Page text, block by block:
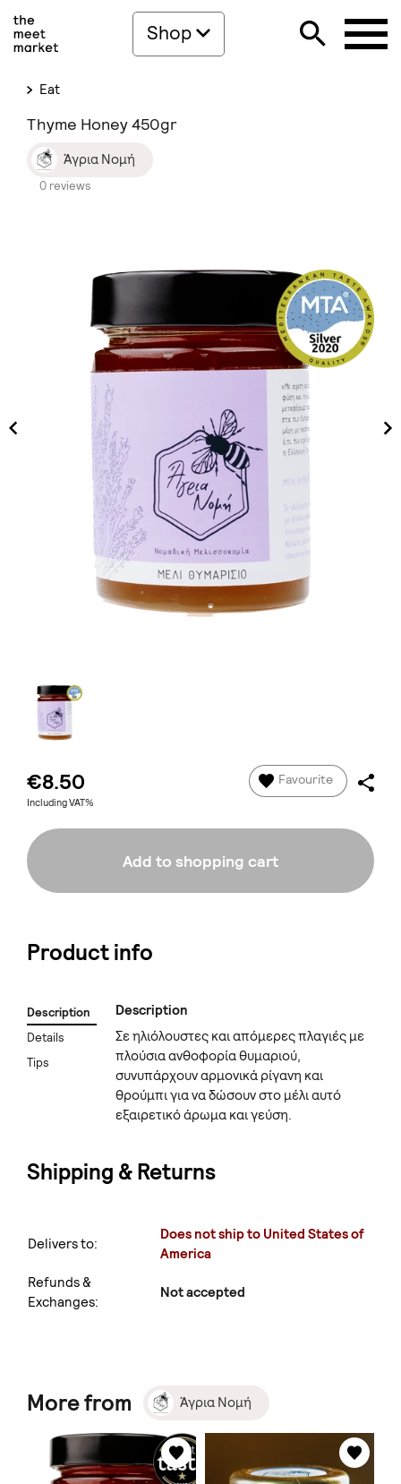
Shop
Eat
Thyme Honey 450gr
Άγρια Νομή
0 reviews
€8.50
Including VAT%
Favourite
Add to shopping cart
Product info
Description
Details
Tips
Description
Σε ηλιόλουστες και απόμερες πλαγιές με
πλούσια ανθοφορία θυμαριού,
συνυπάρχουν αρμονικά ρίγανη και
θρούμπι για να δώσουν στο μέλι αυτό
εξαιρετικό άρωμα και γεύση.
Shipping & Returns
Delivers to:
Does not ship to United States of
America
Refunds &
Exchanges:
Not accepted
More from Άγρια Νομή